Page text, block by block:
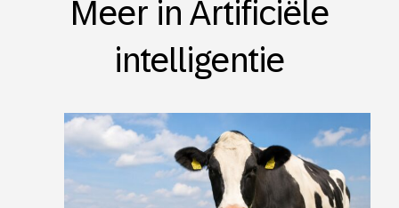
Meer in Artificiële
intelligentie